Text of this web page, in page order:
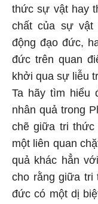
thức sự vật hay
chất của sự vật
động đạo đức,
đức trên quan
khởi qua sự liễu
Ta hãy tìm hiểu
nhân quả trong
chẽ giữa tri thức
một liên quan
quả khác hẳn
cho rằng giữa tri
đức có một dị